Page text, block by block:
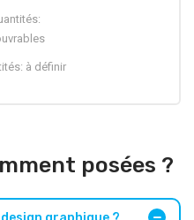
à définir
posées ?